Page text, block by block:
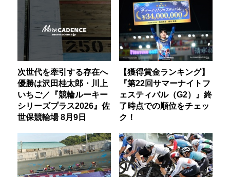
次世代を牽引する存在へ
優勝は沢田桂太郎・川上
いちご／『競輪ルーキー
シリーズプラス2026』佐
世保競輪場 8月9日
【獲得賞金ランキング】
『第22回サマーナイトフ
ェスティバル（G2）』終
了時点での順位をチェッ
ク！